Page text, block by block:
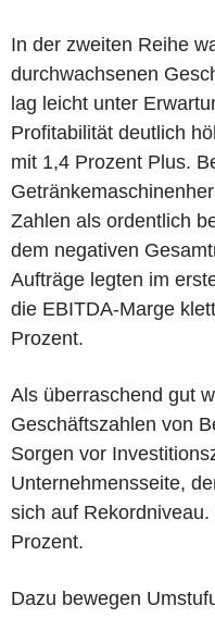
In der zweiten Reihe
durchwachsenen
lag leicht unter
Profitabilität deutlich
mit 1,4 Prozent Plus.
Zahlen als ordentlich
dem negativen
Aufträge legten im
die EBITDA-Marge
Prozent.
Als überraschend gut
Geschäftszahlen von
Sorgen vor
Unternehmensseite,
sich auf
Prozent.
Dazu bewegen